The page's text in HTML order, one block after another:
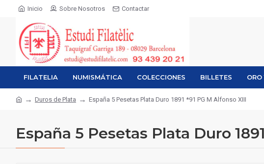
Inicio Sobre Nosotros Contactar
FILATELIA NUMISMÁTICA COLECCIONES BILLETES
Duros de Plata España 5 Pesetas Plata Duro 1891 *91 PG M Alfonso XIII
España 5 Pesetas Plata Duro